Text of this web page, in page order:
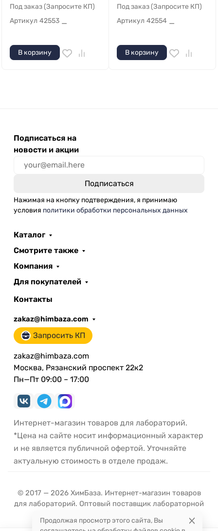
Под заказ (Запросите КП)
Артикул 42553 —
В корзину
Под заказ (Запросите КП)
Артикул 42554 —
В корзину
Подписаться на
новости и акции
Нажимая на кнопку подтверждения, я принимаю
условия политики обработки персональных данных
Каталог
Смотрите также
Компания
Для покупателей
Контакты
zakaz@himbaza.com
Запросить КП
zakaz@himbaza.com
Москва, Рязанский проспект 22к2
Пн—Пт 09:00 – 17:00
Интернет-магазин товаров для лабораторий.
*Цена на сайте носит информационный характер
и не является публичной офертой. Уточняйте
актуальную стоимость в отделе продаж.
© 2017 — 2026 ХимБаза. Интернет-магазин товаров
для лабораторий. Оптовый поставщик лабораторной
Продолжая просмотр этого сайта, Вы